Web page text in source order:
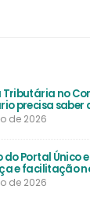
precisa saber
de 2026
do Portal Único
e facilitação
de 2026